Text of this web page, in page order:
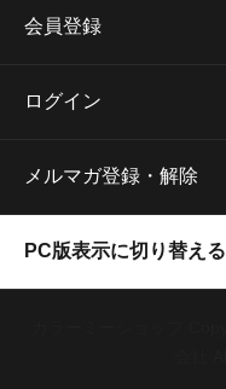
会員登録
ログイン
メルマガ登録・解除
PC版表示に切り替える